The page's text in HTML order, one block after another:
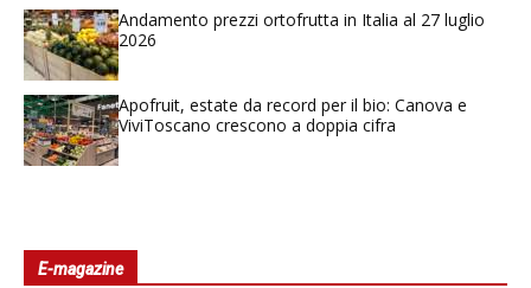
Andamento prezzi ortofrutta in Italia al 27 luglio
2026
Apofruit, estate da record per il bio: Canova e
ViviToscano crescono a doppia cifra
E-magazine